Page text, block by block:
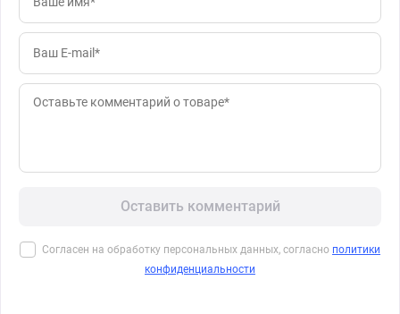
Оставить комментарий
Согласен на обработку персональных данных, согласно политики
конфиденциальности